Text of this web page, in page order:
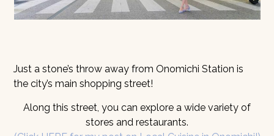
Just a stone’s throw away from Onomichi Station is
the city’s main shopping street!
Along this street, you can explore a wide variety of
stores and restaurants.